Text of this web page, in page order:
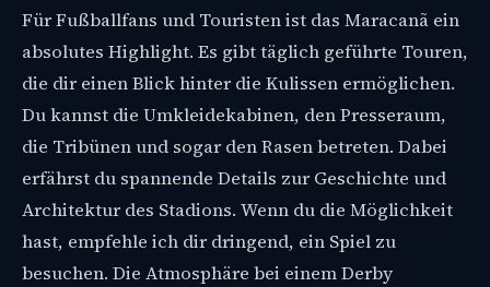
Für Fußballfans und Touristen ist das Maracanã ein
absolutes Highlight. Es gibt täglich geführte Touren,
die dir einen Blick hinter die Kulissen ermöglichen.
Du kannst die Umkleidekabinen, den Presseraum,
die Tribünen und sogar den Rasen betreten. Dabei
erfährst du spannende Details zur Geschichte und
Architektur des Stadions. Wenn du die Möglichkeit
hast, empfehle ich dir dringend, ein Spiel zu
besuchen. Die Atmosphäre bei einem Derby